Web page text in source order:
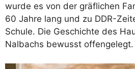
wurde es von der gräflichen
60 Jahre lang und zu DDR-
Schule. Die Geschichte des
Nalbachs bewusst offengelegt.